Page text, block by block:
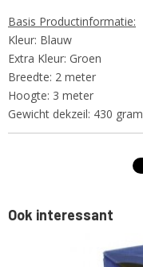
Basis Productinformatie:
Kleur: Blauw
Extra Kleur: Groen
Breedte: 2 meter
Hoogte: 3 meter
Gewicht dekzeil: 430 gram
Ook interessant